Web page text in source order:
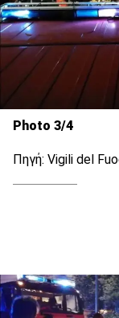
Photo 3/4
Πηγή: Vigili del